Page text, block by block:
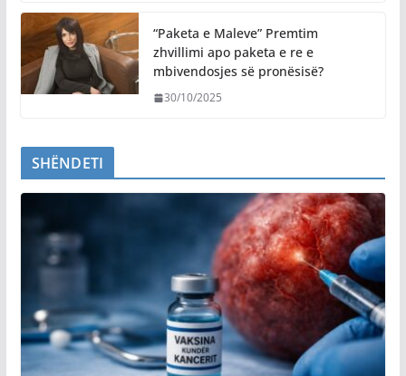
“Paketa e Maleve” Premtim
zhvillimi apo paketa e re e
mbivendosjes së pronësisë?
30/10/2025
SHËNDETI